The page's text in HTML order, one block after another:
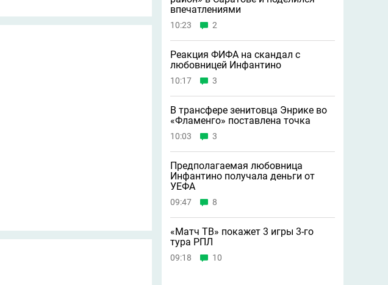
впечатлениями
10:23 2
Реакция ФИФА на скандал с
любовницей Инфантино
10:17 3
В трансфере зенитовца Энрике во
«Фламенго» поставлена точка
10:03 3
Предполагаемая любовница
Инфантино получала деньги от
УЕФА
09:47 8
«Матч ТВ» покажет 3 игры 3-го
тура РПЛ
09:18 10